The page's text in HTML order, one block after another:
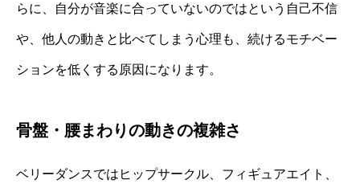
らに、自分が音楽に合っていないのではという自己不信
や、他人の動きと比べてしまう心理も、続けるモチベー
ションを低くする原因になります。
骨盤・腰まわりの動きの複雑さ
ベリーダンスではヒップサークル、フィギュアエイト、